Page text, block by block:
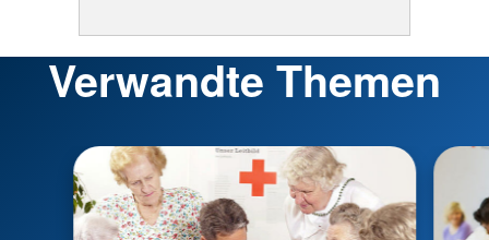
Verwandte Themen